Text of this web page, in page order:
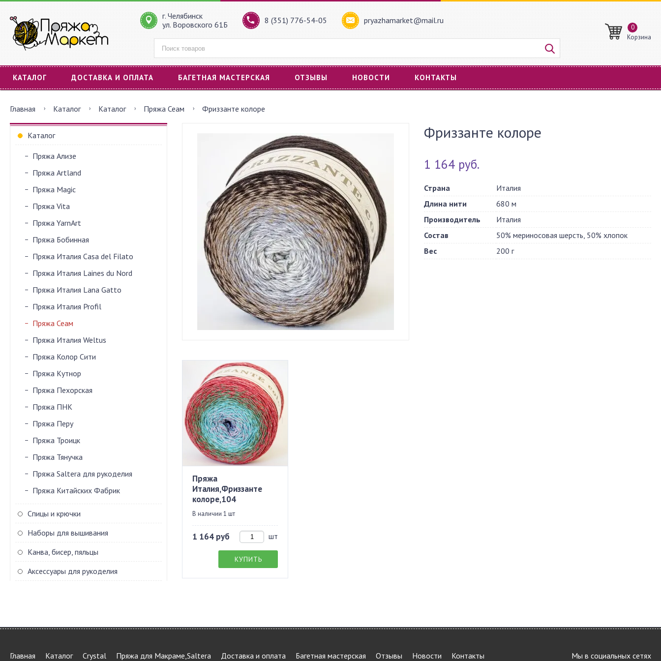
г. Челябинск
ул. Воровского 61Б
8 (351) 776-54-05 pryazhamarket@mail.ru
Корзина
0
КАТАЛОГ ДОСТАВКА И ОПЛАТА БАГЕТНАЯ МАСТЕРСКАЯ ОТЗЫВЫ НОВОСТИ КОНТАКТЫ
Главная Каталог Каталог Пряжа Сеам Фриззанте колоре
Каталог
Пряжа Ализе
Пряжа Artland
Пряжа Magic
Пряжа Vita
Пряжа YarnArt
Пряжа Бобинная
Пряжа Италия Casa del Filato
Пряжа Италия Laines du Nord
Пряжа Италия Lana Gatto
Пряжа Италия Profil
Пряжа Сеам
Пряжа Италия Weltus
Пряжа Колор Сити
Пряжа Кутнор
Пряжа Пехорская
Пряжа ПНК
Пряжа Перу
Пряжа Троицк
Пряжа Тянучка
Пряжа Saltera для рукоделия
Пряжа Китайских Фабрик
Спицы и крючки
Наборы для вышивания
Канва, бисер, пяльцы
Аксессуары для рукоделия
Фриззанте колоре
1 164 руб.
Страна
Италия
Длина нити
680 м
Производитель
Италия
Состав
50% мериносовая шерсть, 50% хлопок
Вес
200 г
Пряжа
Италия,Фриззанте
колоре,104
В наличии 1 шт
1 164 руб шт
КУПИТЬ
Главная Каталог Crystal Пряжа для Макраме,Saltera Доставка и оплата Багетная мастерская Отзывы Новости Контакты Мы в социальных сетях